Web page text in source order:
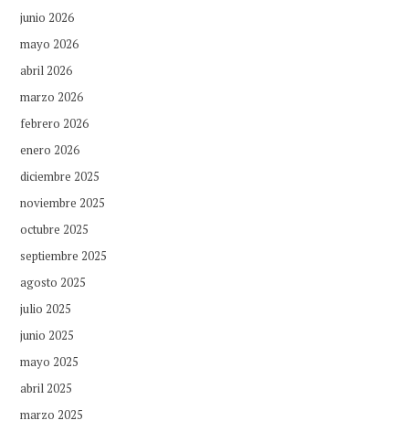
junio 2026
mayo 2026
abril 2026
marzo 2026
febrero 2026
enero 2026
diciembre 2025
noviembre 2025
octubre 2025
septiembre 2025
agosto 2025
julio 2025
junio 2025
mayo 2025
abril 2025
marzo 2025